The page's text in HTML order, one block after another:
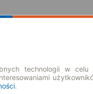
technologii w celu
.